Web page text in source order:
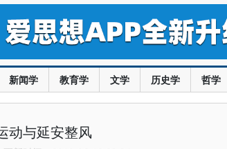
新闻学 教育学 文学 历史学 哲学
动与延安整风